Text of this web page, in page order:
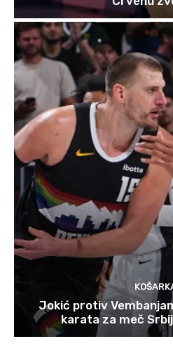
Jokić protiv
karata za meč